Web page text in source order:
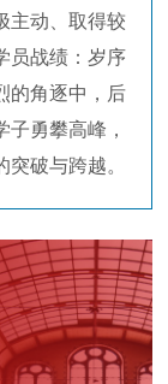
主动、取得较
员战绩：岁序
的角逐中，后
勇攀高峰，
破与跨越。